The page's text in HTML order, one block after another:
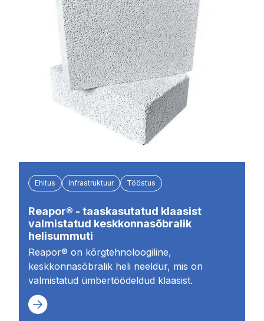
Ehitus Infrastruktuur Tööstus
Reapor® - taaskasutatud klaasist
valmistatud keskkonnasõbralik
helisummuti
Reapor® on kõrgtehnoloogiline,
keskkonnasõbralik heli neeldur, mis on
valmistatud ümbertöödeldud klaasist.